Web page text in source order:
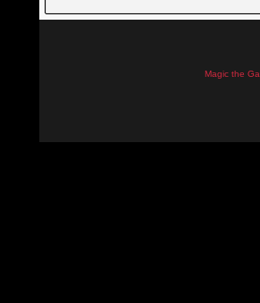
Magic the